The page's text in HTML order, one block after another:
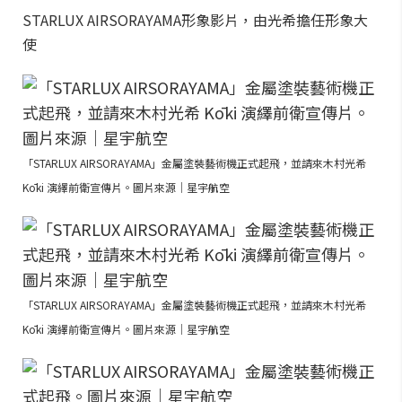
STARLUX AIRSORAYAMA形象影片，由光希擔任形象大
使
「STARLUX AIRSORAYAMA」金屬塗裝藝術機正式起飛，並請來木村光希
Kōki 演繹前衛宣傳片。圖片來源｜星宇航空
「STARLUX AIRSORAYAMA」金屬塗裝藝術機正式起飛，並請來木村光希
Kōki 演繹前衛宣傳片。圖片來源｜星宇航空